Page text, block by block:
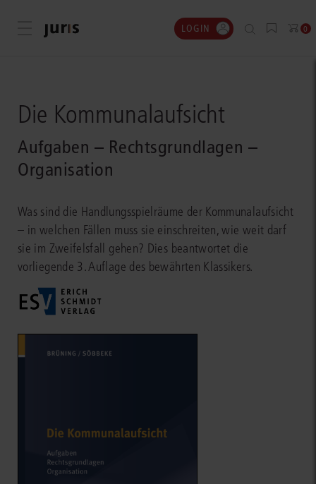
Menü öffnen LOGIN 0
Die Kommunalaufsicht
Aufgaben – Rechtsgrundlagen –
Organisation
Was sind die Handlungsspielräume der Kommunalaufsicht
– in welchen Fällen muss sie einschreiten, wie weit darf
sie im Zweifelsfall gehen? Dies beantwortet die
vorliegende 3. Auflage des bewährten Klassikers.